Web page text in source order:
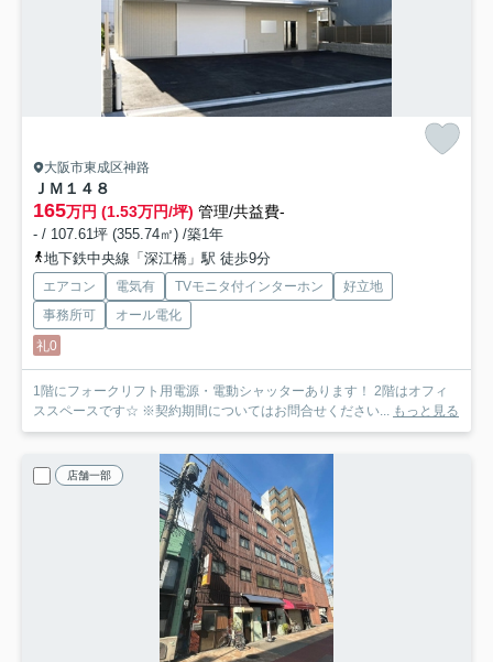
大阪市東成区神路
ＪＭ１４８
165万円 (1.53万円/坪) 管理/共益費-
- / 107.61坪 (355.74㎡) /築1年
地下鉄中央線「深江橋」駅 徒歩9分
エアコン 電気有 TVモニタ付インターホン
好立地
事務所可
オール電化
礼0
1階にフォークリフト用電源・電動シャッターあります！ 2階はオフィ
ススペースです☆ ※契約期間についてはお問合せください... もっと見る
店舗一部